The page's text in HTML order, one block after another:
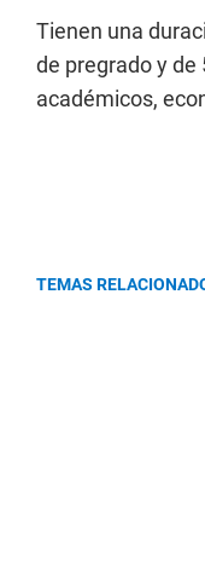
Tienen una
de pregrado y
académicos,
TEMAS